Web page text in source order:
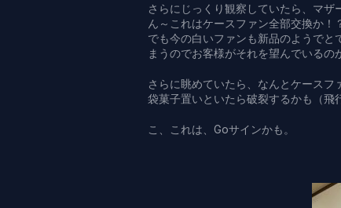
さらにじっくり観察していたら、マザ
ん～これはケースファン全部交換か！
でも今の白いファンも新品のようで
まうのでお客様がそれを望んでいるの
さらに眺めていたら、なんとケースフ
袋菓子置いといたら破裂するかも（飛
こ、これは、Goサインかも。